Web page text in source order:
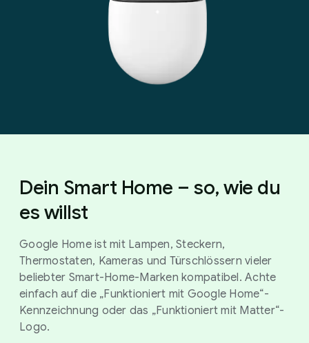
Dein Smart Home – so, wie du
es willst
Google Home ist mit Lampen, Steckern,
Thermostaten, Kameras und Türschlössern vieler
beliebter Smart-Home-Marken kompatibel. Achte
einfach auf die „Funktioniert mit Google Home“-
Kennzeichnung oder das „Funktioniert mit Matter“-
Logo.